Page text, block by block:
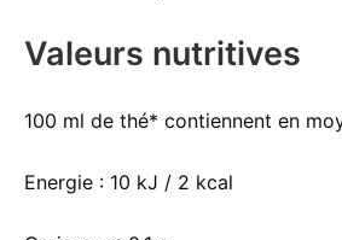
Valeurs nutritives
100 ml de thé* contiennent en
Energie : 10 kJ / 2 kcal